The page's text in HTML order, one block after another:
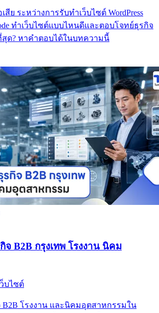
สีย ระหว่างการรับทำเว็บไซต์ WordPress
ทำเว็บไซต์แบบไหนดีและตอบโจทย์ธุรกิจ
ด? หาคำตอบได้ในบทความนี้
จ B2B กรุงเทพ โรงงาน นิคม
บไซต์
B2B โรงงาน และนิคมอุตสาหกรรมใน